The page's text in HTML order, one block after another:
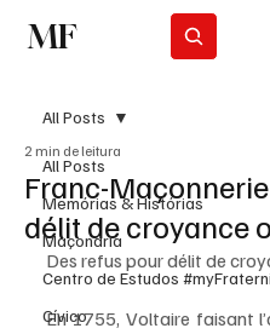
MF
All Posts
Memórias & Histórias
Maçonaria
Centro de Estudos
Cívico
All Posts
Franc-
délit de croyance
2 min de leitura
Des refus pour délit de
En 1755, Voltaire faisant